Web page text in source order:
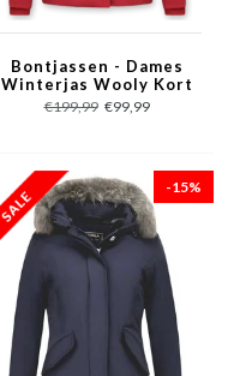
Bontjassen - Dames
Winterjas Wooly Kort
- Grote Bontkraag -
Rood
€199,99 €99,99
-15%